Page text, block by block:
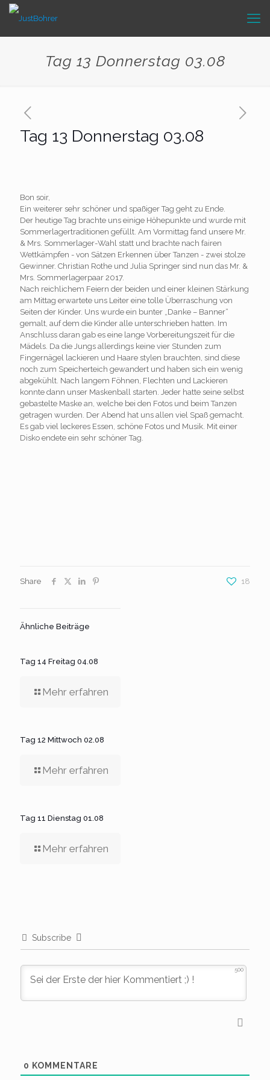
Tag 13 Donnerstag 03.08
Tag 13 Donnerstag 03.08
Bon soir,
Ein weiterer sehr schöner und spaßiger Tag geht zu Ende.
Der heutige Tag brachte uns einige Höhepunkte und wurde mit
Sommerlagertraditionen gefüllt. Am Vormittag fand unsere Mr.
& Mrs. Sommerlager-Wahl statt und brachte nach fairen
Wettkämpfen - von Sätzen Erkennen über Tanzen - zwei stolze
Gewinner. Christian Rothe und Julia Springer sind nun das Mr. &
Mrs. Sommerlagerpaar 2017.
Nach reichlichem Feiern der beiden und einer kleinen Stärkung
am Mittag erwartete uns Leiter eine tolle Überraschung von
Seiten der Kinder. Uns wurde ein bunter „Danke – Banner“
gemalt, auf dem die Kinder alle unterschrieben hatten. Im
Anschluss daran gab es eine lange Vorbereitungszeit für die
Mädels. Da die Jungs allerdings keine vier Stunden zum
Fingernägel lackieren und Haare stylen brauchten, sind diese
noch zum Speicherteich gewandert und haben sich ein wenig
abgekühlt. Nach langem Föhnen, Flechten und Lackieren
konnte dann unser Maskenball starten. Jeder hatte seine selbst
gebastelte Maske an, welche bei den Fotos und beim Tanzen
getragen wurden. Der Abend hat uns allen viel Spaß gemacht.
Es gab viel leckeres Essen, schöne Fotos und Musik. Mit einer
Disko endete ein sehr schöner Tag.
Share 18
Ähnliche Beiträge
Tag 14 Freitag 04.08
Mehr erfahren
Tag 12 Mittwoch 02.08
Mehr erfahren
Tag 11 Dienstag 01.08
Mehr erfahren
Subscribe
500
0 KOMMENTARE